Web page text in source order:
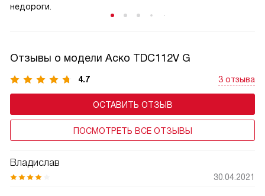
недороги.
Отзывы о модели Аско TDC112V G
4.7 3 отзыва
ОСТАВИТЬ ОТЗЫВ
ПОСМОТРЕТЬ ВСЕ ОТЗЫВЫ
Владислав
30.04.2021